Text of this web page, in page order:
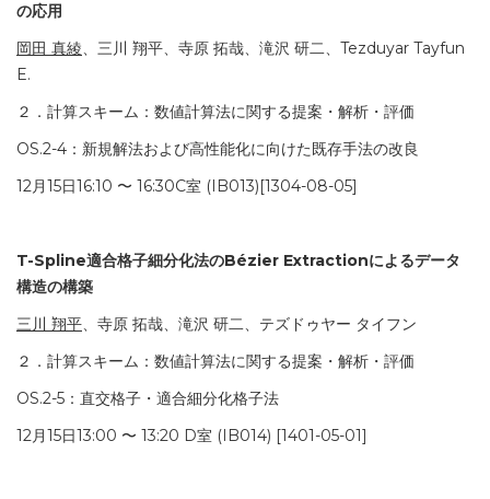
の応用
岡田 真綾、三川 翔平、寺原 拓哉、滝沢 研二、Tezduyar Tayfun
E.
２．計算スキーム：数値計算法に関する提案・解析・評価
OS.2-4：新規解法および高性能化に向けた既存手法の改良
12月15日16:10 〜 16:30C室 (IB013)[1304-08-05]
T-Spline適合格子細分化法のBézier Extractionによるデータ
構造の構築
三川 翔平、寺原 拓哉、滝沢 研二、テズドゥヤー タイフン
２．計算スキーム：数値計算法に関する提案・解析・評価
OS.2-5：直交格子・適合細分化格子法
12月15日13:00 〜 13:20 D室 (IB014) [1401-05-01]